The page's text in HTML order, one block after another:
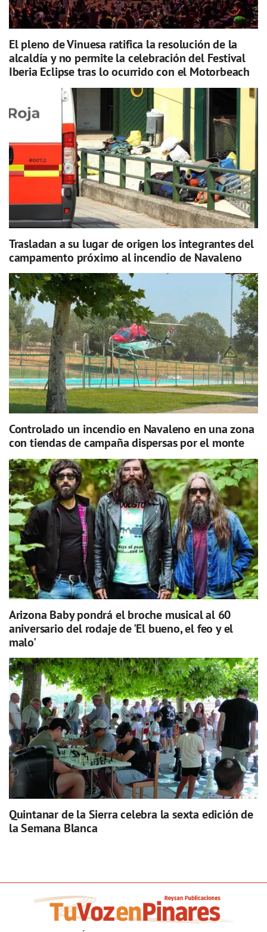
El pleno de Vinuesa ratifica la resolución de la
alcaldía y no permite la celebración del Festival
Iberia Eclipse tras lo ocurrido con el Motorbeach
Trasladan a su lugar de origen los integrantes del
campamento próximo al incendio de Navaleno
Controlado un incendio en Navaleno en una zona
con tiendas de campaña dispersas por el monte
Arizona Baby pondrá el broche musical al 60
aniversario del rodaje de 'El bueno, el feo y el
malo'
Quintanar de la Sierra celebra la sexta edición de
la Semana Blanca